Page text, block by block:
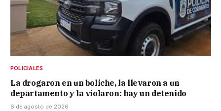
POLICIALES
La drogaron en un boliche, la llevaron a un
departamento y la violaron: hay un detenido
6 de agosto de 2026